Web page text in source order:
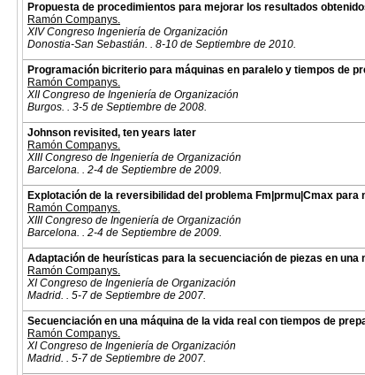
Propuesta de procedimientos para mejorar los resultados
Ramón Companys.
XIV Congreso Ingeniería de Organización
Donostia-San Sebastián. . 8-10 de Septiembre de 2010.
Programación bicriterio para máquinas en paralelo y tiempos de
Ramón Companys.
XII Congreso de Ingeniería de Organización
Burgos. . 3-5 de Septiembre de 2008.
Johnson revisited, ten years later
Ramón Companys.
XIII Congreso de Ingeniería de Organización
Barcelona. . 2-4 de Septiembre de 2009.
Explotación de la reversibilidad del problema Fm|prmu|Cmax
Ramón Companys.
XIII Congreso de Ingeniería de Organización
Barcelona. . 2-4 de Septiembre de 2009.
Adaptación de heurísticas para la secuenciación de piezas en
Ramón Companys.
XI Congreso de Ingeniería de Organización
Madrid. . 5-7 de Septiembre de 2007.
Secuenciación en una máquina de la vida real con tiempos de
Ramón Companys.
XI Congreso de Ingeniería de Organización
Madrid. . 5-7 de Septiembre de 2007.